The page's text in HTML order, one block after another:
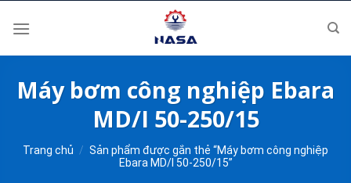
Máy bơm công nghiệp Ebara
MD/I 50-250/15
Trang chủ / Sản phẩm được gắn thẻ “Máy bơm công nghiệp
Ebara MD/I 50-250/15”